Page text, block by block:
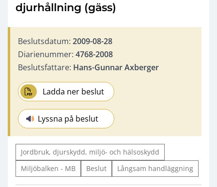
djurhållning (gäss)
Beslutsdatum: 2009-08-28
Diarienummer: 4768-2008
Beslutsfattare: Hans-Gunnar Axberger
Ladda ner beslut
Lyssna på beslut
Jordbruk, djurskydd, miljö- och hälsoskydd
Miljöbalken - MB
Beslut Långsam handläggning